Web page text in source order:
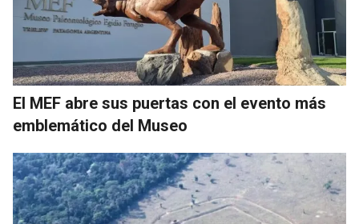
El MEF abre sus puertas con el evento más
emblemático del Museo